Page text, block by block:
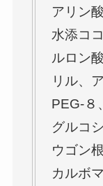
アリン
水添コ
ルロン
リル、
PEG-８
グルコ
ウゴン
カルボ